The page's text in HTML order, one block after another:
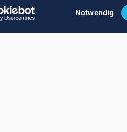
Notwendig